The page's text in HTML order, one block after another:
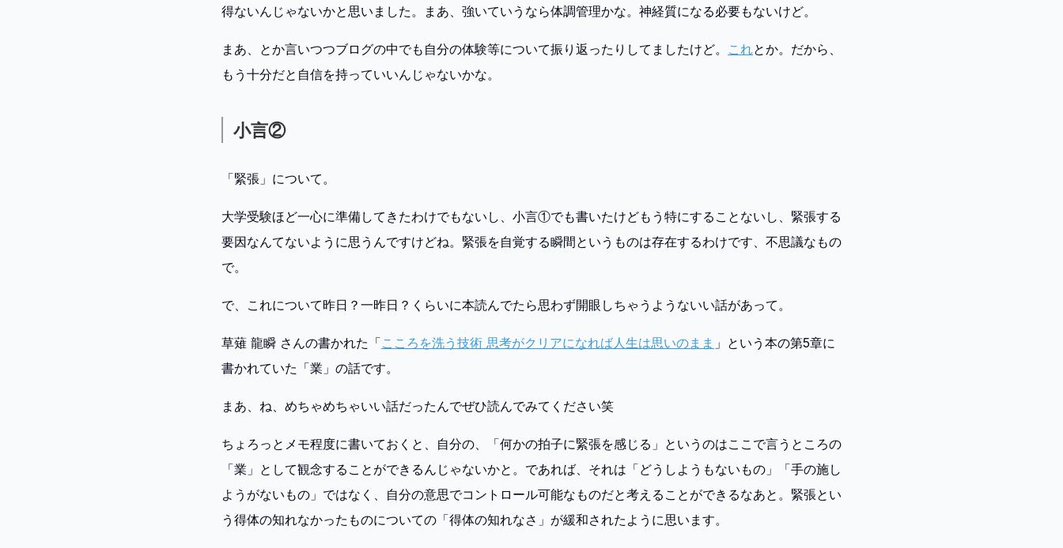
得ないんじゃないかと思いました。まあ、強いていうなら体調管理かな。神経質になる必要もないけど。
まあ、とか言いつつブログの中でも自分の体験等について振り返ったりしてましたけど。 これとか。だから、
もう十分だと自信を持っていいんじゃないかな。
小言②
「緊張」について。
大学受験ほど一心に準備してきたわけでもないし、小言①でも書いたけどもう特にすることないし、緊張する
要因なんてないように思うんですけどね。緊張を自覚する瞬間というものは存在するわけです、不思議なもの
で。
で、これについて昨日？一昨日？くらいに本読んでたら思わず開眼しちゃうようないい話があって。
草薙 龍瞬 さんの書かれた「こころを洗う技術 思考がクリアになれば人生は思いのまま 」という本の第5章に
書かれていた「業」の話です。
まあ、ね、めちゃめちゃいい話だったんでぜひ読んでみてください笑
ちょろっとメモ程度に書いておくと、自分の、「何かの拍子に緊張を感じる」というのはここで言うところの
「業」として観念することができるんじゃないかと。であれば、それは「どうしようもないもの」「手の施し
ようがないもの」ではなく、自分の意思でコントロール可能なものだと考えることができるなあと。緊張とい
う得体の知れなかったものについての「得体の知れなさ」が緩和されたように思います。